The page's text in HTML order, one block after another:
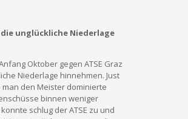
die unglückliche Niederlage
Oktober gegen ATSE Graz
Niederlage hinnehmen. Just
den Meister dominierte
binnen weniger
schlug der ATSE zu und